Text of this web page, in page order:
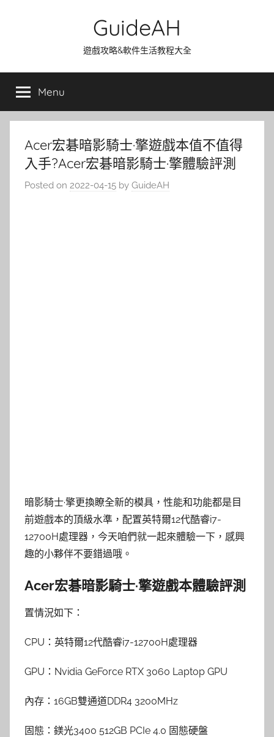
GuideAH
遊戲攻略&軟件生活教程大全
Menu
Acer宏碁暗影騎士·擎遊戲本值不值得
入手?Acer宏碁暗影騎士·擎體驗評測
Posted on 2022-04-15 by GuideAH
暗影騎士·擎更換瞭全新的模具，性能和功能都是目
前遊戲本的頂級水準，配置英特爾12代酷睿i7-
12700H處理器，今天咱們就一起來體驗一下，感興
趣的小夥伴不要錯過哦。
Acer宏碁暗影騎士·擎遊戲本體驗評測
置情況如下：
CPU：英特爾12代酷睿i7-12700H處理器
GPU：Nvidia GeForce RTX 3060 Laptop GPU
內存：16GB雙通道DDR4 3200MHz
固態：鎂光3400 512GB PCIe 4.0 固態硬盤